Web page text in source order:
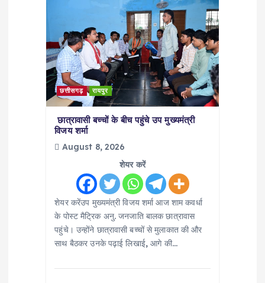
छत्तीसगढ़ रायपुर
छात्रावासी बच्चों के बीच पहुंचे उप मुख्यमंत्री
विजय शर्मा
August 8, 2026
शेयर करें
शेयर करेंउप मुख्यमंत्री विजय शर्मा आज शाम कवर्धा
के पोस्ट मैट्रिक अनु. जनजाति बालक छात्रावास
पहुंचे। उन्होंने छात्रावासी बच्चों से मुलाकात की और
साथ बैठकर उनके पढ़ाई लिखाई, आगे की…